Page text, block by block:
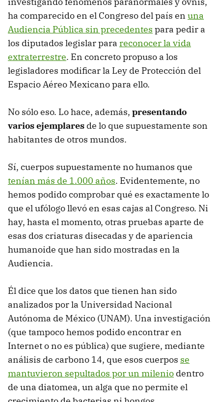
ha comparecido en el Congreso del país en una
Audiencia Pública sin precedentes para pedir a
los diputados legislar para reconocer la vida
extraterrestre. En concreto propuso a los
legisladores modificar la Ley de Protección del
Espacio Aéreo Mexicano para ello.
No sólo eso. Lo hace, además, presentando
varios ejemplares de lo que supuestamente son
habitantes de otros mundos.
Sí, cuerpos supuestamente no humanos que
tenían más de 1.000 años. Evidentemente, no
hemos podido comprobar qué es exactamente lo
que el ufólogo llevó en esas cajas al Congreso. Ni
hay, hasta el momento, otras pruebas aparte de
esas dos criaturas disecadas y de apariencia
humanoide que han sido mostradas en la
Audiencia.
Él dice que los datos que tienen han sido
analizados por la Universidad Nacional
Autónoma de México (UNAM). Una investigación
(que tampoco hemos podido encontrar en
Internet o no es pública) que sugiere, mediante
análisis de carbono 14, que esos cuerpos se
mantuvieron sepultados por un milenio dentro
de una diatomea, un alga que no permite el